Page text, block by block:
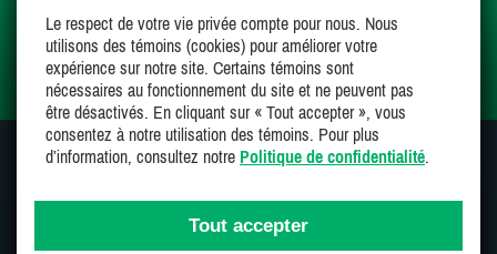
Offres spéciales
Mes favoris
SUIVEZ-NOUS SUR
Le respect de votre vie privée compte pour nous. Nous
utilisons des témoins (cookies) pour améliorer votre
expérience sur notre site. Certains témoins sont
nécessaires au fonctionnement du site et ne peuvent pas
être désactivés. En cliquant sur « Tout accepter », vous
consentez à notre utilisation des témoins. Pour plus
d’information, consultez notre Politique de confidentialité.
Tout accepter